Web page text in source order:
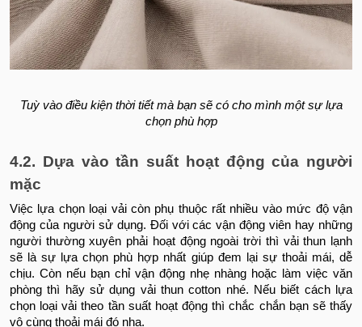
Tuỳ vào điều kiện thời tiết mà bạn sẽ có cho mình một sự lựa
chọn phù hợp
4.2. Dựa vào tần suất hoạt động của người
mặc
Việc lựa chọn loại vải còn phụ thuộc rất nhiều vào mức độ vận
động của người sử dụng. Đối với các vận động viên hay những
người thường xuyên phải hoạt động ngoài trời thì vải thun lạnh
sẽ là sự lựa chọn phù hợp nhất giúp đem lại sự thoải mái, dễ
chịu. Còn nếu bạn chỉ vận động nhẹ nhàng hoặc làm việc văn
phòng thì hãy sử dụng vải thun cotton nhé. Nếu biết cách lựa
chọn loại vải theo tần suất hoạt động thì chắc chắn bạn sẽ thấy
vô cùng thoải mái đó nha.